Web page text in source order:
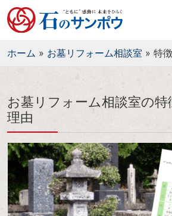
ホーム » お墓リフォーム相談室 » 特
お墓リフォーム相談室の特
理由